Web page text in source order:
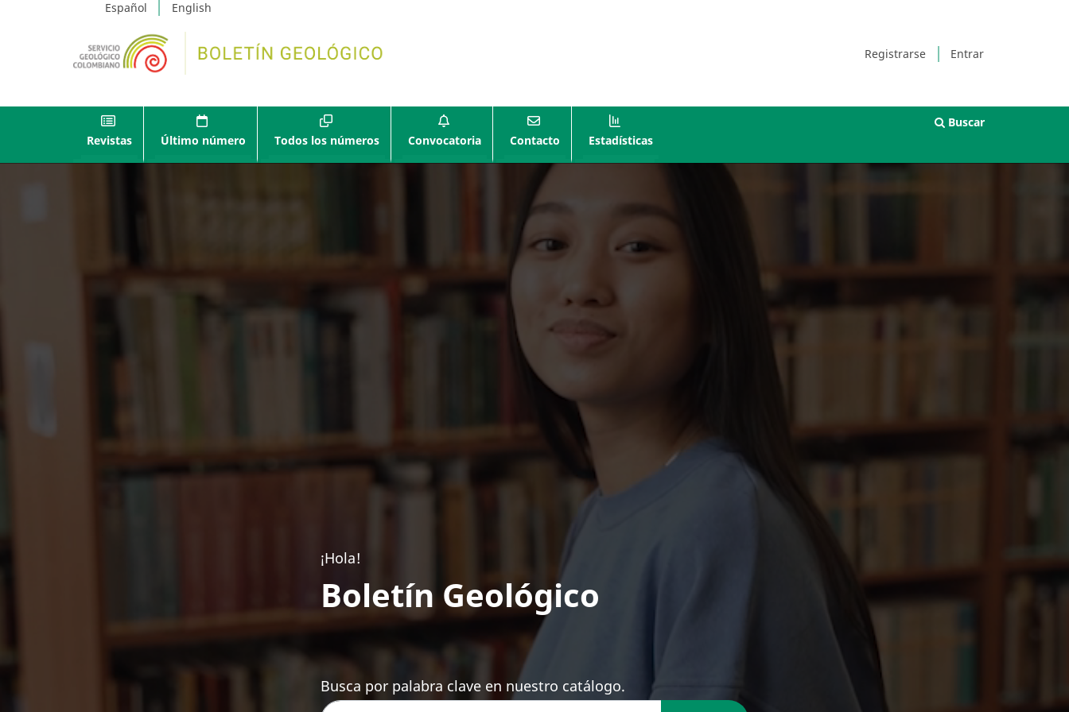
Español English
Registrarse Entrar
Revistas Último número Todos los números Convocatoria Contacto Estadísticas
Buscar
¡Hola!
Boletín Geológico
Busca por palabra clave en nuestro catálogo.